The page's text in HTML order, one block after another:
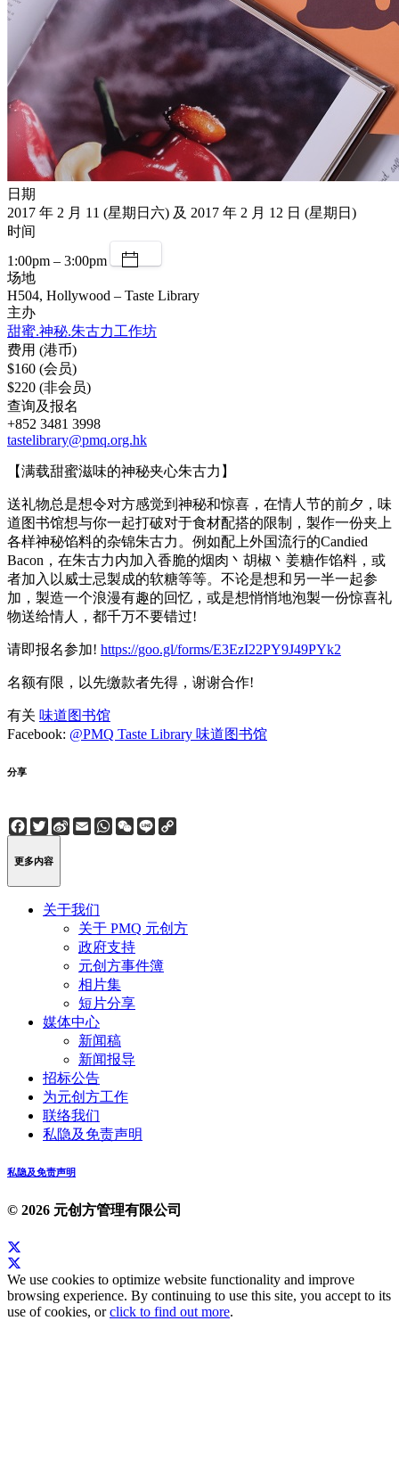
日期
2017 年 2 月 11 (星期日六) 及 2017 年 2 月 12 日 (星期日)
时间
1:00pm – 3:00pm
场地
H504, Hollywood – Taste Library
主办
甜蜜.神秘.朱古力工作坊
费用 (港币)
$160 (会员)
$220 (非会员)
查询及报名
+852 3481 3998
tastelibrary@pmq.org.hk
【满载甜蜜滋味的神秘夹心朱古力】
送礼物总是想令对方感觉到神秘和惊喜，在情人节的前夕，味
道图书馆想与你一起打破对于食材配搭的限制，製作一份夹上
各样神秘馅料的杂锦朱古力。例如配上外国流行的Candied
Bacon，在朱古力内加入香脆的烟肉丶胡椒丶姜糖作馅料，或
者加入以威士忌製成的软糖等等。不论是想和另一半一起参
加，製造一个浪漫有趣的回忆，或是想悄悄地泡製一份惊喜礼
物送给情人，都千万不要错过!
请即报名参加! https://goo.gl/forms/E3EzI22PY9J49PYk2
名额有限，以先缴款者先得，谢谢合作!
有关 味道图书馆
Facebook: @PMQ Taste Library 味道图书馆
分享
Facebook
Twitter
Sina
Weibo
EmailWhatsApp
WeChat
Line
更多内容
关于我们
关于 PMQ 元创方
政府支持
元创方事件簿
相片集
短片分享
媒体中心
新闻稿
新闻报导
招标公告
为元创方工作
联络我们
私隐及免责声明
私隐及免责声明
© 2026 元创方管理有限公司
We use cookies to optimize website functionality and improve
browsing experience. By continuing to use this site, you accept to its
use of cookies, orclick to find out more.